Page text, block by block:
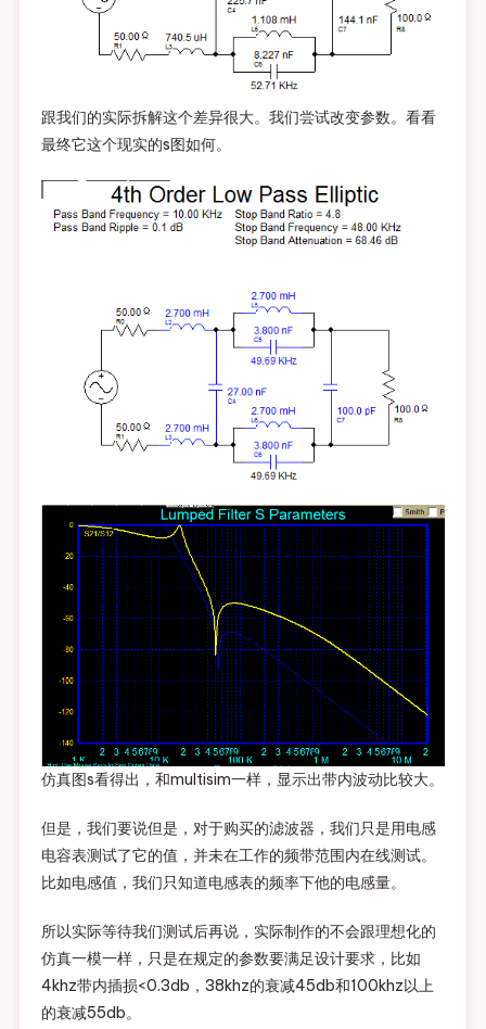
跟我们的实际拆解这个差异很大。我们尝试改变参数。看看
最终它这个现实的s图如何。
仿真图s看得出，和multisim一样，显示出带内波动比较大。
但是，我们要说但是，对于购买的滤波器，我们只是用电感
电容表测试了它的值，并未在工作的频带范围内在线测试。
比如电感值，我们只知道电感表的频率下他的电感量。
所以实际等待我们测试后再说，实际制作的不会跟理想化的
仿真一模一样，只是在规定的参数要满足设计要求，比如
4khz带内插损<0.3db，38khz的衰减45db和100khz以上
的衰减55db。